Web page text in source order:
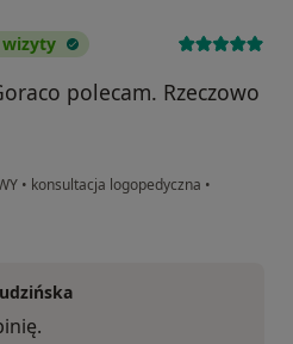
polecam. Rzeczowo
• konsultacja logopedyczna •